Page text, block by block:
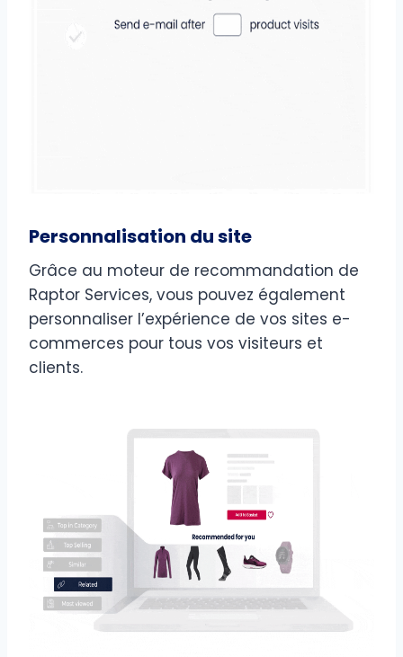
Personnalisation du site
Grâce au moteur de recommandation de
Raptor Services, vous pouvez également
personnaliser l’expérience de vos sites e-
commerces pour tous vos visiteurs et
clients.